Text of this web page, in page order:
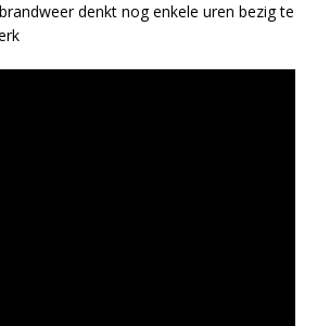
denkt nog enkele uren bezig te